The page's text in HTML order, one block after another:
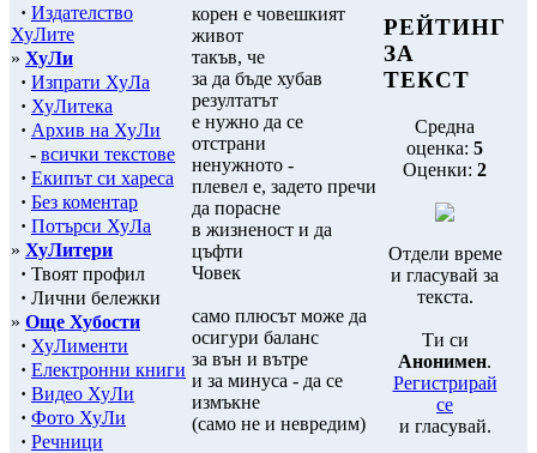
· Издателство
ХуЛите
» ХуЛи
· Изпрати ХуЛа
· ХуЛитека
· Архив на ХуЛи
- всички текстове
· Екипът си хареса
· Без коментар
· Потърси ХуЛа
» ХуЛитери
· Твоят профил
· Лични бележки
» Още Хубости
· ХуЛименти
· Електронни книги
· Видео ХуЛи
· Фото ХуЛи
· Речници
корен е човешкият
живот
такъв, че
за да бъде хубав
резултатът
е нужно да се
отстрани
ненужното -
плевел е, задето пречи
да порасне
в жизненост и да
цъфти
Човек
само плюсът може да
осигури баланс
за вън и вътре
и за минуса - да се
измъкне
(само не и невредим)
РЕЙТИНГ
ЗА
ТЕКСТ
Средна
оценка: 5
Оценки: 2
Отдели време
и гласувай за
текста.
Ти си
Анонимен.
Регистрирай
се
и гласувай.